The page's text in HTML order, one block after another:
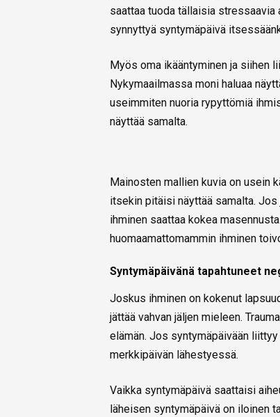
saattaa tuoda tällaisia
synnyttyä syntymäpäivä
Myös oma ikääntyminen ja siihen
Nykymaailmassa moni haluaa
useimmiten nuoria rypyttömiä
näyttää samalta.
Mainosten mallien kuvia on usein
itsekin pitäisi näyttää samalta.
ihminen saattaa kokea
huomaamattomammin ihminen
Syntymäpäivänä tapahtuneet
Joskus ihminen on kokenut
jättää vahvan jäljen mieleen.
elämän. Jos syntymäpäivään
merkkipäivän lähestyessä.
Vaikka syntymäpäivä saattaisi
läheisen syntymäpäivä on iloinen